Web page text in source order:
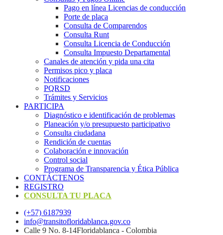
Pago en línea Licencias de conducción
Porte de placa
Consulta de Comparendos
Consulta Runt
Consulta Licencia de Conducción
Consulta Impuesto Departamental
Canales de atención y pida una cita
Permisos pico y placa
Notificaciones
PQRSD
Trámites y Servicios
PARTICIPA
Diagnóstico e identificación de problemas
Planeación y/o presupuesto participativo​
Consulta ciudadana
Rendición de cuentas
Colaboración e innovación
Control social
Programa de Transparencia y Ética Pública
CONTÁCTENOS
REGISTRO
CONSULTA TU PLACA
(+57) 6187939
info@transitofloridablanca.gov.co
Calle 9 No. 8-14Floridablanca - Colombia